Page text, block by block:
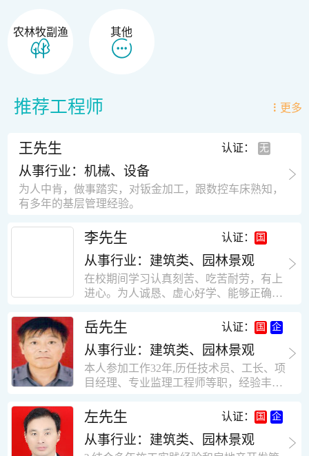
农林牧副渔 其他
推荐工程师 更多
王先生 认证：
从事行业：机械、设备
为人中肯，做事踏实，对钣金加工，跟数控车床熟知，
有多年的基层管理经验。
李先生 认证：
从事行业：建筑类、园林景观
在校期间学习认真刻苦、吃苦耐劳，有上
进心。为人诚恳、虚心好学、能够正确对
思想积极上进，接受能力和独立能力强，
有很强的团队精神和集体荣誉感。做事认
真负责，有很强的责任心。秉承山大扎
实、厚重的学风。为人正直、诚信、稳
重。有强烈的上进心、事业心。有很强的
工作学习认真踏实，能够吃苦耐劳，责任
心强。 性格外向、开朗，有良好的人
际关系和一定的组织能力。做事认真负
责、积极肯干。我有信心在今后的工作岗
岳先生 认证：
从事行业：建筑类、园林景观
本人参加工作32年,历任技术员、工长、项
目经理、专业监理工程师等职，经验丰
计，工程经济技术分析，能适应建筑行业
各种岗位，组织协调能力强，技术全面，
适用工地管理． 本人1978年高中毕业，同
左先生 认证：
从事行业：建筑类、园林景观